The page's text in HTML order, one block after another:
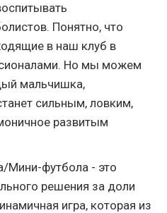
Понятно, что
в наш клуб в
Но мы можем
мальчишка,
сильным, ловким,
развитым
Мини-футбола - это
решения за доли
игра, которая из